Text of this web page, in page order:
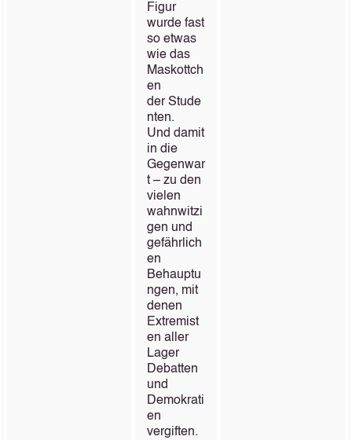
Figur
wurde fast
so etwas
wie das
Maskottch
en
der Stude
nten.
Und damit
in die
Gegenwar
t – zu den
vielen
wahnwitzi
gen und
gefährlich
en
Behauptu
ngen, mit
denen
Extremist
en aller
Lager
Debatten
und
Demokrati
en
vergiften.